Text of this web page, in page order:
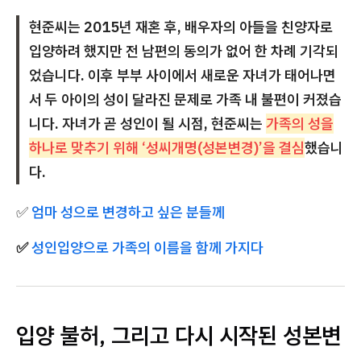
현준씨는 2015년 재혼 후, 배우자의 아들을 친양자로
입양하려 했지만 전 남편의 동의가 없어 한 차례 기각되
었습니다. 이후 부부 사이에서 새로운 자녀가 태어나면
서 두 아이의 성이 달라진 문제로 가족 내 불편이 커졌습
니다. 자녀가 곧 성인이 될 시점, 현준씨는 가족의 성을
하나로 맞추기 위해 ‘성씨개명(성본변경)’을 결심했습니
다.
✅ 엄마 성으로 변경하고 싶은 분들께
✅성인입양으로 가족의 이름을 함께 가지다
입양 불허, 그리고 다시 시작된 성본변